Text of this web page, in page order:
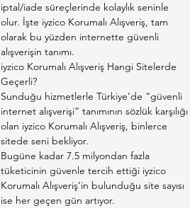
iptal/iade süreçlerinde kolaylık seninle
olur. İşte iyzico Korumalı Alışveriş, tam
olarak bu yüzden internette güvenli
alışverişin tanımı.
iyzico Korumalı Alışveriş Hangi Sitelerde
Geçerli?
Sunduğu hizmetlerle Türkiye’de “güvenli
internet alışverişi” tanımının sözlük karşılığı
olan iyzico Korumalı Alışveriş, binlerce
sitede seni bekliyor.
Bugüne kadar 7.5 milyondan fazla
tüketicinin güvenle tercih ettiği iyzico
Korumalı Alışveriş’in bulunduğu site sayısı
ise her geçen gün artıyor.